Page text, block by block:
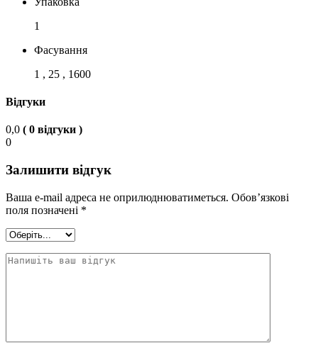
1
Фасування
1 , 25 , 1600
Відгуки
0,0 ( 0 відгуки )
0
Залишити відгук
Ваша e-mail адреса не оприлюднюватиметься. Обов’язкові
поля позначені *